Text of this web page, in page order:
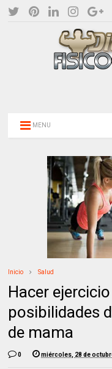
MENU
Inicio Salud
Hacer
posibilidades
de mama
0 miércoles, 28 de